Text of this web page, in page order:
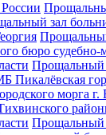
зал
бюро
Прощальный
Пикалёвская
морга г.
Прощальный